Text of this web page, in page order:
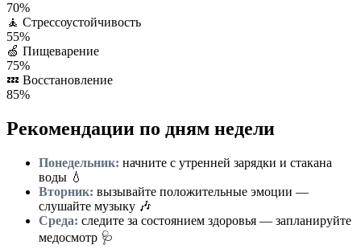
70%
🧘 Стрессоустойчивость
55%
🍏 Пищеварение
75%
💤 Восстановление
85%
Рекомендации по дням недели
Понедельник: начните с утренней зарядки и стакана
воды 💧
Вторник: вызывайте положительные эмоции —
слушайте музыку 🎶
Среда: следите за состоянием здоровья — запланируйте
медосмотр 🩺